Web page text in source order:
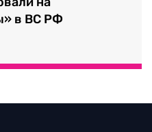
в ВС РФ